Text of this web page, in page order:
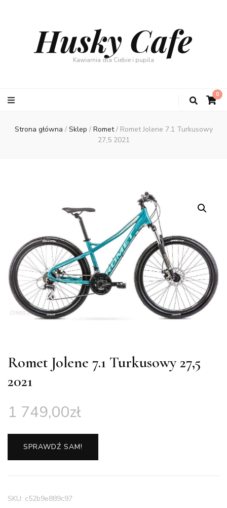
Husky Cafe
Kawiarnia dla Ciebie i pupila
0
Strona główna / Sklep / Romet/ Romet Jolene 7.1 Turkusowy
27,5 2021
Romet Jolene 7.1 Turkusowy 27,5
2021
1 749,00zł
SPRAWDŹ SAM!
SKU: c52b9e889c97